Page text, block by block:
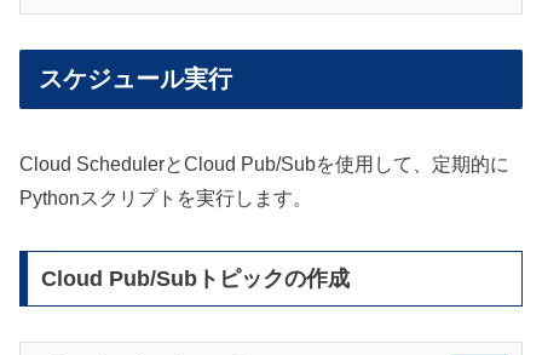
スケジュール実行
Cloud SchedulerとCloud Pub/Subを使用して、定期的に
Pythonスクリプトを実行します。
Cloud Pub/Subトピックの作成